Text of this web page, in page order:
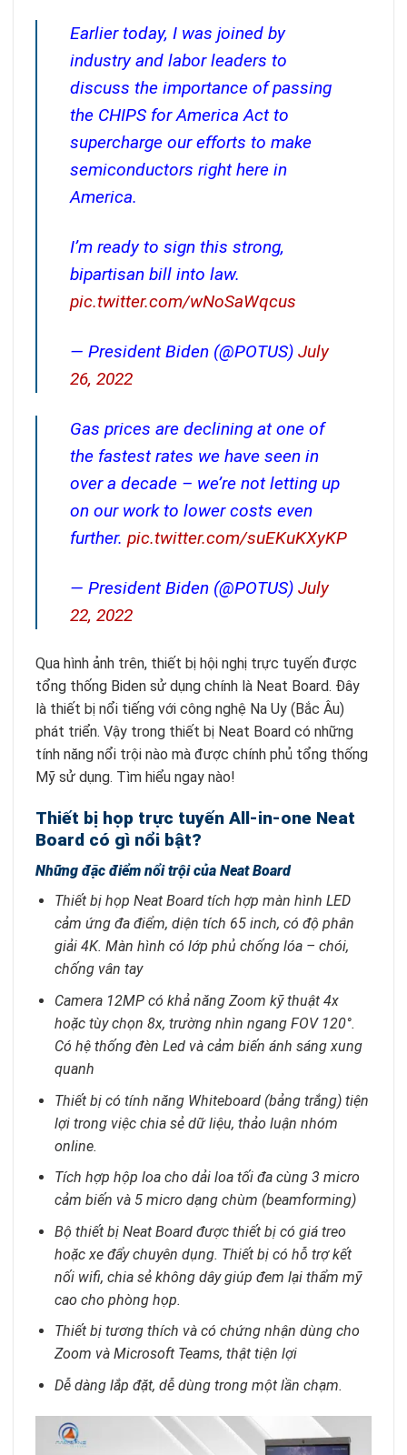
Earlier today, I was joined by
industry and labor leaders to
discuss the importance of passing
the CHIPS for America Act to
supercharge our efforts to make
semiconductors right here in
America.
I’m ready to sign this strong,
bipartisan bill into law.
pic.twitter.com/wNoSaWqcus
— President Biden (@POTUS) July
26, 2022
Gas prices are declining at one of
the fastest rates we have seen in
over a decade – we’re not letting up
on our work to lower costs even
further. pic.twitter.com/suEKuKXyKP
— President Biden (@POTUS) July
22, 2022
Qua hình ảnh trên, thiết bị hội nghị trực tuyến được
tổng thống Biden sử dụng chính là Neat Board. Đây
là thiết bị nổi tiếng với công nghệ Na Uy (Bắc Âu)
phát triển. Vậy trong thiết bị Neat Board có những
tính năng nổi trội nào mà được chính phủ tổng thống
Mỹ sử dụng. Tìm hiểu ngay nào!
Thiết bị họp trực tuyến All-in-one Neat
Board có gì nổi bật?
Những đặc điểm nổi trội của Neat Board
Thiết bị họp Neat Board tích hợp màn hình LED
cảm ứng đa điểm, diện tích 65 inch, có độ phân
giải 4K. Màn hình có lớp phủ chống lóa – chói,
chống vân tay
Camera 12MP có khả năng Zoom kỹ thuật 4x
hoặc tùy chọn 8x, trường nhìn ngang FOV 120°.
Có hệ thống đèn Led và cảm biến ánh sáng xung
quanh
Thiết bị có tính năng Whiteboard (bảng trắng) tiện
lợi trong việc chia sẻ dữ liệu, thảo luận nhóm
online.
Tích hợp hộp loa cho dải loa tối đa cùng 3 micro
cảm biến và 5 micro dạng chùm (beamforming)
Bộ thiết bị Neat Board được thiết bị có giá treo
hoặc xe đẩy chuyên dụng. Thiết bị có hỗ trợ kết
nối wifi, chia sẻ không dây giúp đem lại thẩm mỹ
cao cho phòng họp.
Thiết bị tương thích và có chứng nhận dùng cho
Zoom và Microsoft Teams, thật tiện lợi
Dễ dàng lắp đặt, dễ dùng trong một lần chạm.